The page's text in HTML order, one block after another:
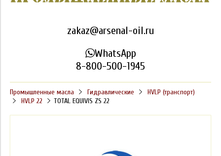
zakaz@arsenal-oil.ru
WhatsApp
8-800-500-1945
Промышленные масла Гидравлические
HVLP (транспорт)
HVLP 22
TOTAL EQUIVIS ZS 22